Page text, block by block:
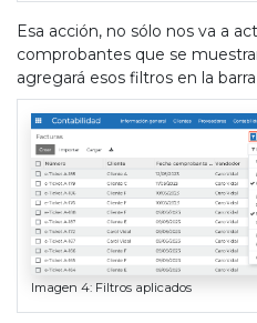
Esa acción, no sólo nos va a
comprobantes que se
agregará esos filtros en la
Imagen 4: Filtros aplicados